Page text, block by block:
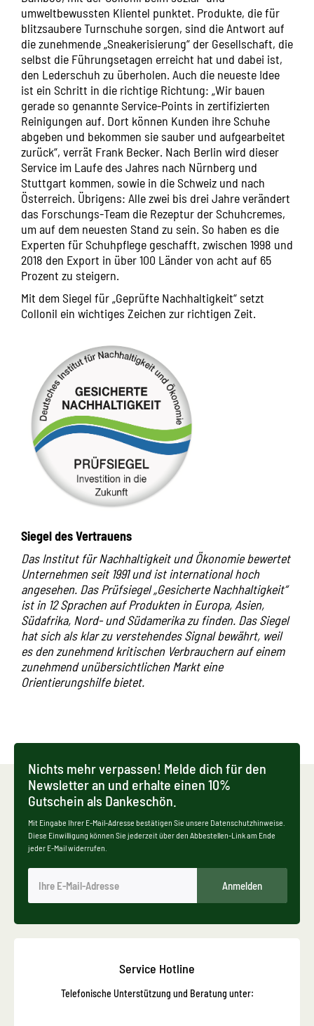
umweltbewussten Klientel punktet. Produkte, die für
blitzsaubere Turnschuhe sorgen, sind die Antwort auf
die zunehmende „Sneakerisierung“ der Gesellschaft, die
selbst die Führungsetagen erreicht hat und dabei ist,
den Lederschuh zu überholen. Auch die neueste Idee
ist ein Schritt in die richtige Richtung: „Wir bauen
gerade so genannte Service-Points in zertifizierten
Reinigungen auf. Dort können Kunden ihre Schuhe
abgeben und bekommen sie sauber und aufgearbeitet
zurück“, verrät Frank Becker. Nach Berlin wird dieser
Service im Laufe des Jahres nach Nürnberg und
Stuttgart kommen, sowie in die Schweiz und nach
Österreich. Übrigens: Alle zwei bis drei Jahre verändert
das Forschungs-Team die Rezeptur der Schuhcremes,
um auf dem neuesten Stand zu sein. So haben es die
Experten für Schuhpflege geschafft, zwischen 1998 und
2018 den Export in über 100 Länder von acht auf 65
Prozent zu steigern.
Mit dem Siegel für „Geprüfte Nachhaltigkeit“ setzt
Collonil ein wichtiges Zeichen zur richtigen Zeit.
Siegel des Vertrauens
Das Institut für Nachhaltigkeit und Ökonomie bewertet
Unternehmen seit 1991 und ist international hoch
angesehen. Das Prüfsiegel „Gesicherte Nachhaltigkeit“
ist in 12 Sprachen auf Produkten in Europa, Asien,
Südafrika, Nord- und Südamerika zu finden. Das Siegel
hat sich als klar zu verstehendes Signal bewährt, weil
es den zunehmend kritischen Verbrauchern auf einem
zunehmend unübersichtlichen Markt eine
Orientierungshilfe bietet.
Nichts mehr verpassen! Melde dich für den
Newsletter an und erhalte einen 10%
Gutschein als Dankeschön.
Mit Eingabe Ihrer E-Mail-Adresse bestätigen Sie unsere Datenschutzhinweise.
Diese Einwilligung können Sie jederzeit über den Abbestellen-Link am Ende
jeder E-Mail widerrufen.
Anmelden
Service Hotline
Telefonische Unterstützung und Beratung unter: